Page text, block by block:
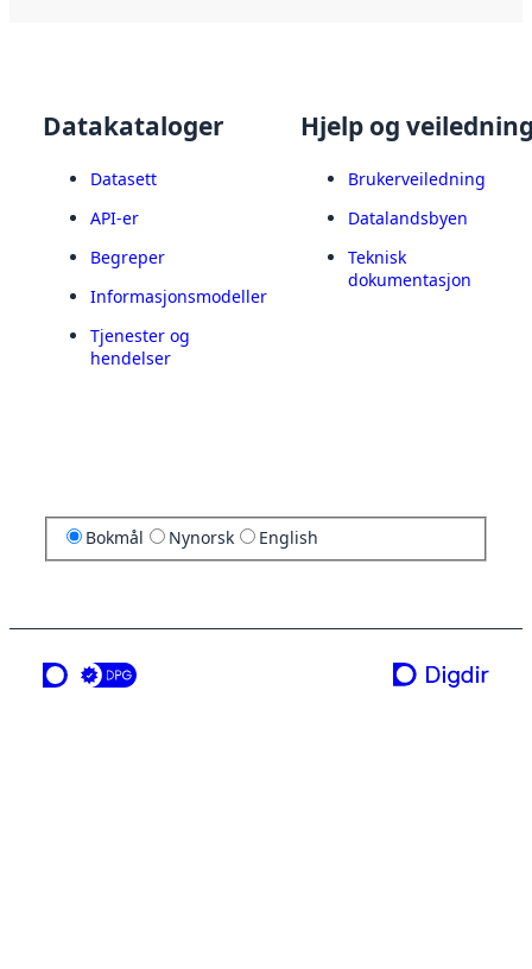
Datakataloger
Datasett
API-er
Begreper
Informasjonsmodeller
Tjenester og
hendelser
Hjelp og
Brukerveiledning
Datalandsbyen
Teknisk
dokumentasjon
Bokmål Nynorsk English